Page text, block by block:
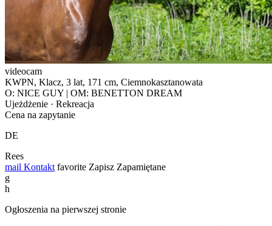
videocam
KWPN, Klacz, 3 lat, 171 cm, Ciemnokasztanowata
O: NICE GUY | OM: BENETTON DREAM
Ujeżdżenie · Rekreacja
Cena na zapytanie
DE
Rees
mail Kontakt favorite Zapisz Zapamiętane
g
h
Ogłoszenia na pierwszej stronie